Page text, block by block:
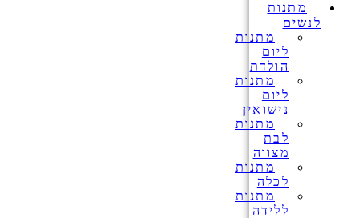
מתנות
לנשים
מתנות
ליום
הולדת
מתנות
ליום
נישואין
מתנות
לבת
מצווה
מתנות
לכלה
מתנות
ללידה